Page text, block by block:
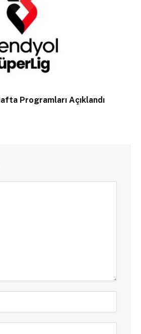
Programları Açıklandı